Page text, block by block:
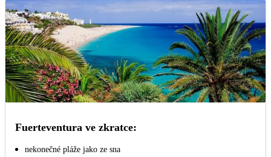
Fuerteventura ve zkratce:
nekonečné pláže jako ze sna